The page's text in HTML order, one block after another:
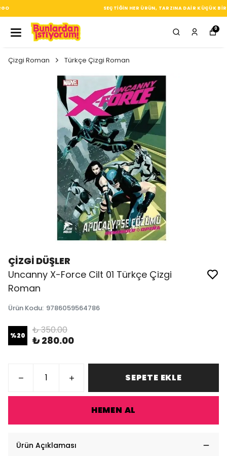
SEÇTIĞIN HER ÜRÜN, TARZINA DAIR KÜÇÜK BIR IMZA
0
Çizgi Roman Türkçe Çizgi Roman
ÇİZGİ DÜŞLER
Uncanny X-Force Cilt 01 Türkçe Çizgi
Roman
Ürün Kodu: 9786059564786
%20 ₺ 350.00
₺ 280.00
SEPETE EKLE
HEMEN AL
Ürün Açıklaması